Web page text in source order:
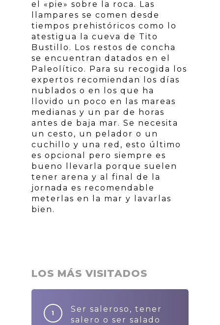
el «pie» sobre la roca. Las
llampares se comen desde
tiempos prehistóricos como lo
atestigua la cueva de Tito
Bustillo. Los restos de concha
se encuentran datados en el
Paleolítico. Para su recogida los
expertos recomiendan los días
nublados o en los que ha
llovido un poco en las mareas
medianas y un par de horas
antes de baja mar. Se necesita
un cesto, un pelador o un
cuchillo y una red, esto último
es opcional pero siempre es
bueno llevarla porque suelen
tener arena y al final de la
jornada es recomendable
meterlas en la mar y lavarlas
bien.
LOS MÁS VISITADOS
Ser saleroso, tener
salero o ser salado